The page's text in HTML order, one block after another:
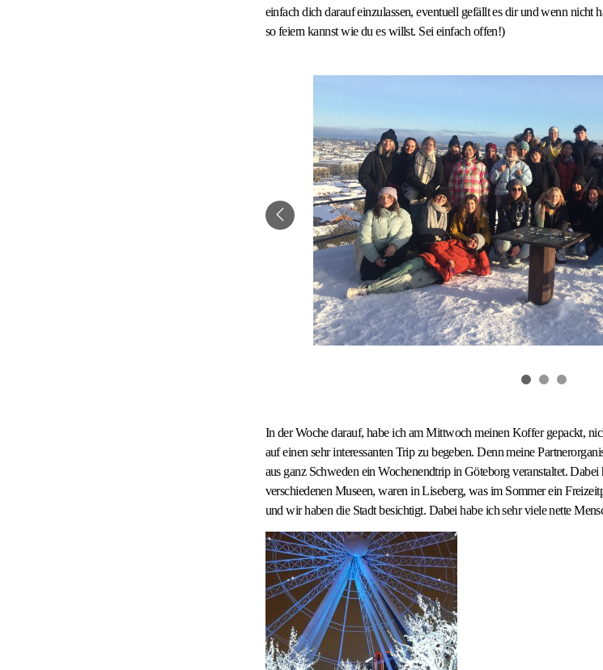
einfach dich darauf einzulassen, eventuell gefällt es dir und wenn nicht
so feiern kannst wie du es willst. Sei einfach offen!)
In der Woche darauf, habe ich am Mittwoch meinen Koffer gepackt,
auf einen sehr interessanten Trip zu begeben. Denn meine
aus ganz Schweden ein Wochenendtrip in Göteborg veranstaltet.
verschiedenen Museen, waren in Liseberg, was im Sommer ein
und wir haben die Stadt besichtigt. Dabei habe ich sehr viele nette